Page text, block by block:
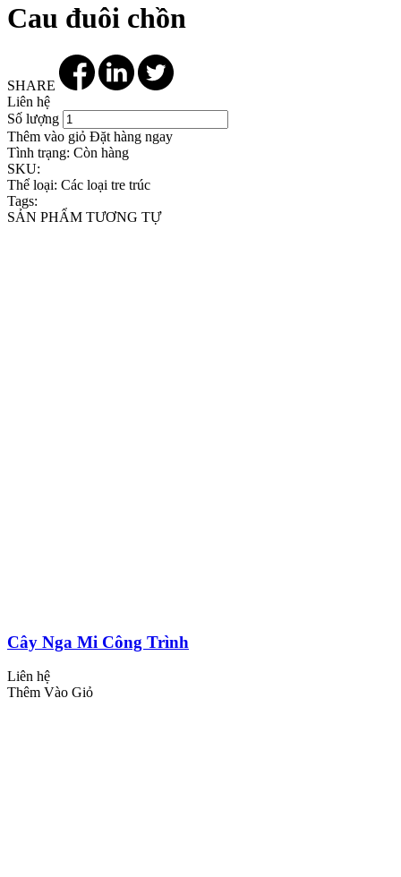
Cau đuôi chồn
SHARE
Liên hệ
Số lượng
Thêm vào giỏ Đặt hàng ngay
Tình trạng: Còn hàng
SKU:
Thể loại: Các loại tre trúc
Tags:
SẢN PHẨM TƯƠNG TỰ
Cây Nga Mi Công Trình
Liên hệ
Thêm Vào Giỏ